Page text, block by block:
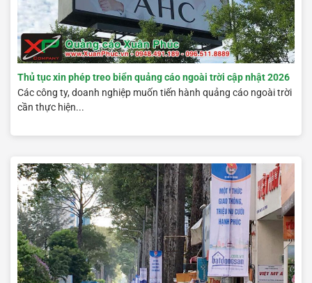
Thủ tục xin phép treo biển quảng cáo ngoài trời cập nhật 2026
Các công ty, doanh nghiệp muốn tiến hành quảng cáo ngoài trời
cần thực hiện...